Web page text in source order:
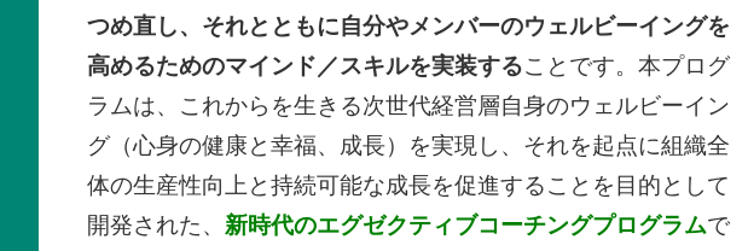
つめ直し、それとともに自分やメンバーのウェルビーイングを
高めるためのマインド／スキルを実装することです。本プログ
ラムは、これからを生きる次世代経営層自身のウェルビーイン
グ（心身の健康と幸福、成長）を実現し、それを起点に組織全
体の生産性向上と持続可能な成長を促進することを目的として
開発された、 新時代のエグゼクティブコーチングプログラムで